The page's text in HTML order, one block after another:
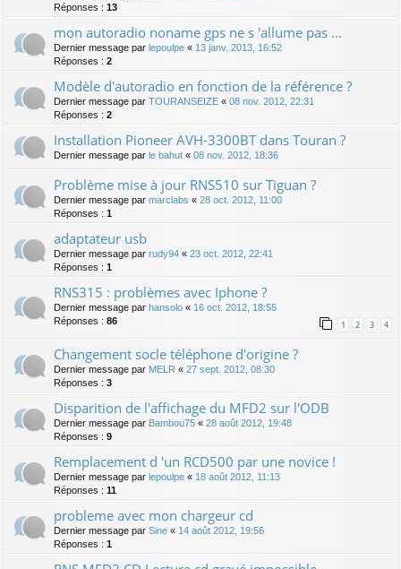
Réponses : 13
mon autoradio noname gps ne s 'allume pas ...
Dernier message par lepoulpe « 13 janv. 2013, 16:52
Réponses : 2
Modèle d'autoradio en fonction de la référence ?
Dernier message par TOURANSEIZE « 08 nov. 2012, 22:31
Réponses : 2
Installation Pioneer AVH-3300BT dans Touran ?
Dernier message par le bahut « 08 nov. 2012, 18:36
Problème mise à jour RNS510 sur Tiguan ?
Dernier message par marclabs « 28 oct. 2012, 11:00
Réponses : 1
adaptateur usb
Dernier message par rudy94 « 23 oct. 2012, 22:41
Réponses : 1
RNS315 : problèmes avec Iphone ?
Dernier message par hansolo « 16 oct. 2012, 18:55
Réponses : 86 1 2 3 4
Changement socle téléphone d'origine ?
Dernier message par MELR « 27 sept. 2012, 08:30
Réponses : 3
Disparition de l'affichage du MFD2 sur l'ODB
Dernier message par Bambou75 « 28 août 2012, 19:48
Réponses : 9
Remplacement d 'un RCD500 par une novice !
Dernier message par lepoulpe « 18 août 2012, 11:13
Réponses : 11
probleme avec mon chargeur cd
Dernier message par Sine « 14 août 2012, 19:56
Réponses : 1